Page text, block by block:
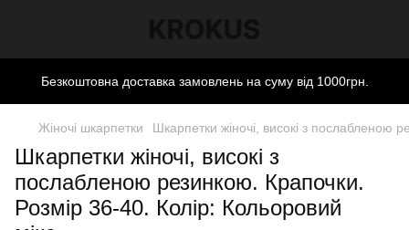
Безкоштовна доставка замовлень на суму від 1000грн.
Жіночі шкарпетки Шкарпетки жіночі, високі з послабленою
Шкарпетки жіночі, високі з
послабленою резинкою. Крапочки.
Розмір 36-40. Колір: Кольоровий